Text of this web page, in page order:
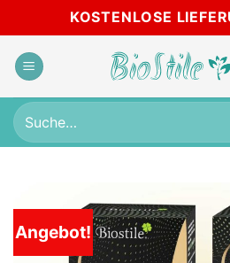
to
content
KOSTENLOSE
Suche
nach:
Angebot!